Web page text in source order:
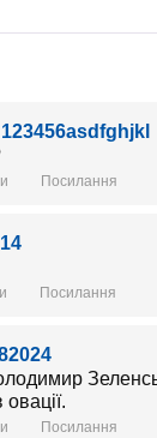
Посилання
Посилання
Посилання